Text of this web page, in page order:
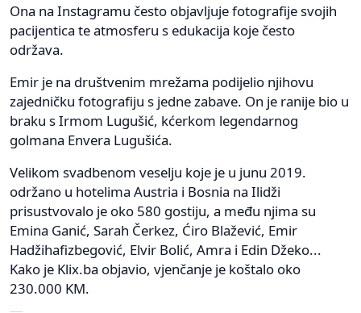
Ona na Instagramu često objavljuje fotografije svojih
pacijentica te atmosferu s edukacija koje često
održava.
Emir je na društvenim mrežama podijelio njihovu
zajedničku fotografiju s jedne zabave. On je ranije bio u
braku s Irmom Lugušić, kćerkom legendarnog
golmana Envera Lugušića.
Velikom svadbenom veselju koje je u junu 2019.
održano u hotelima Austria i Bosnia na Ilidži
prisustvovalo je oko 580 gostiju, a među njima su
Emina Ganić, Sarah Čerkez, Ćiro Blažević, Emir
Hadžihafizbegović, Elvir Bolić, Amra i Edin Džeko...
Kako je Klix.ba objavio, vjenčanje je koštalo oko
230.000 KM.